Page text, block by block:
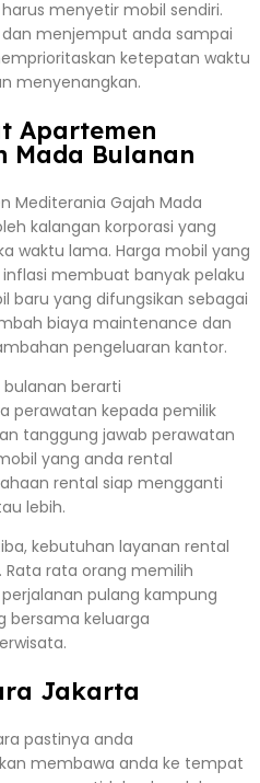
menyetir mobil sendiri.
menjemput anda sampai
ketepatan waktu
menyenangkan.
Apartemen
Mada Bulanan
Mediterania Gajah Mada
kalangan korporasi yang
waktu lama. Harga mobil yang
membuat banyak pelaku
baru yang difungsikan sebagai
biaya maintenance dan
pengeluaran kantor.
berarti
perawatan kepada pemilik
tanggung jawab perawatan
yang anda rental
rental siap mengganti
lebih.
kebutuhan layanan rental
Rata rata orang memilih
pulang kampung
bersama keluarga
Jakarta
pastinya anda
membawa anda ke tempat